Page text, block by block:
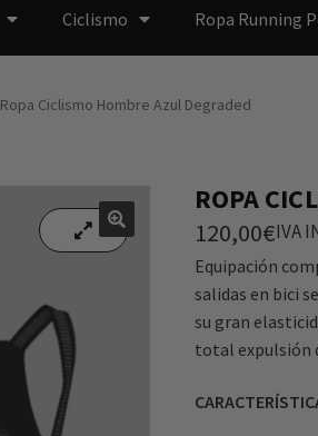
Ciclismo Ropa Running
Ropa Ciclismo Hombre Azul Degraded
🔍
🔍
ROPA
120,00€IVA
Equipación
salidas en bici
su gran
total expulsión